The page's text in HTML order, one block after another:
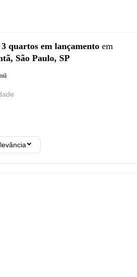
3 quartos em lançamento em
São Paulo, SP